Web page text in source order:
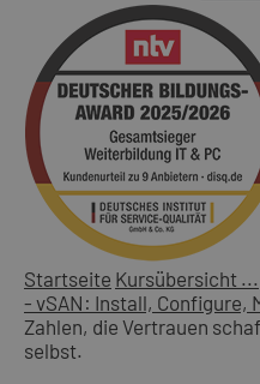
Startseite Kursübersicht ...
- vSAN: Install, Configure,
Zahlen, die Vertrauen
selbst.